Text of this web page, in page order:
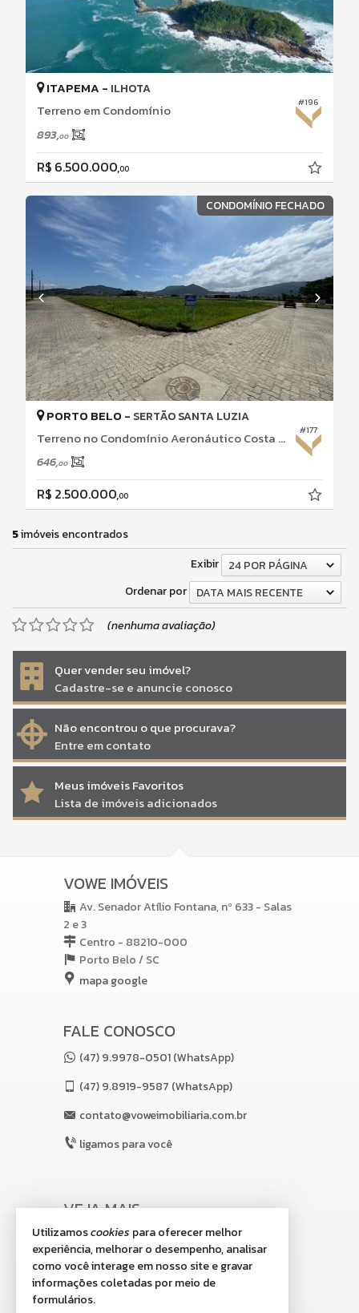
#196
ITAPEMA - ILHOTA
Terreno em Condomínio
893,00
R$ 6.500.000,00
CONDOMÍNIO FECHADO
#177
PORTO BELO - SERTÃO SANTA LUZIA
Terreno no Condomínio Aeronáutico Costa Esmeralda
646,00
R$ 2.500.000,00
5imóveis encontrados
Exibir
24 POR PÁGINA
Ordenar por
DATA MAIS RECENTE
(nenhuma avaliação)
Quer vender seu imóvel?
Cadastre-se e anuncie conosco
Não encontrou o que procurava?
Entre em contato
Meus imóveis Favoritos
Lista de imóveis adicionados
VOWE IMÓVEIS
Av. Senador Atílio Fontana, nº 633 - Salas
2 e 3
Centro - 88210-000
Porto Belo /SC
mapa google
FALE CONOSCO
(47) 9.9978-0501 (WhatsApp)
(47)9.8919-9587 (WhatsApp)
contato@voweimobiliaria.com.br
ligamos para você
VEJA MAIS
receba nosso newsletter
indicadores financeiros
cadastre seu imóvel
Utilizamoscookies para oferecer melhor
experiência, melhorar o desempenho, analisar
como você interage em nosso site e gravar
informações coletadas por meio de
formulários.